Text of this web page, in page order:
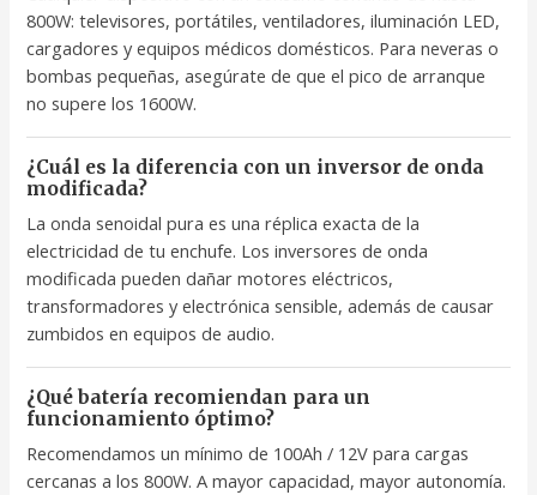
800W: televisores, portátiles, ventiladores, iluminación LED,
cargadores y equipos médicos domésticos. Para neveras o
bombas pequeñas, asegúrate de que el pico de arranque
no supere los 1600W.
¿Cuál es la diferencia con un inversor de onda
modificada?
La onda senoidal pura es una réplica exacta de la
electricidad de tu enchufe. Los inversores de onda
modificada pueden dañar motores eléctricos,
transformadores y electrónica sensible, además de causar
zumbidos en equipos de audio.
¿Qué batería recomiendan para un
funcionamiento óptimo?
Recomendamos un mínimo de 100Ah / 12V para cargas
cercanas a los 800W. A mayor capacidad, mayor autonomía.